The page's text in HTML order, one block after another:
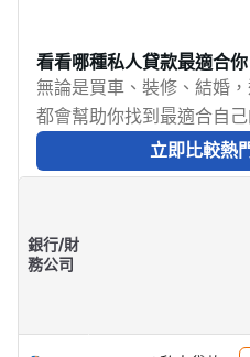
看看哪種私人貸款最適合你
無論是買車、裝修、結婚
都會幫助你找到最適合自
立即比較熱
銀行/財
務公司